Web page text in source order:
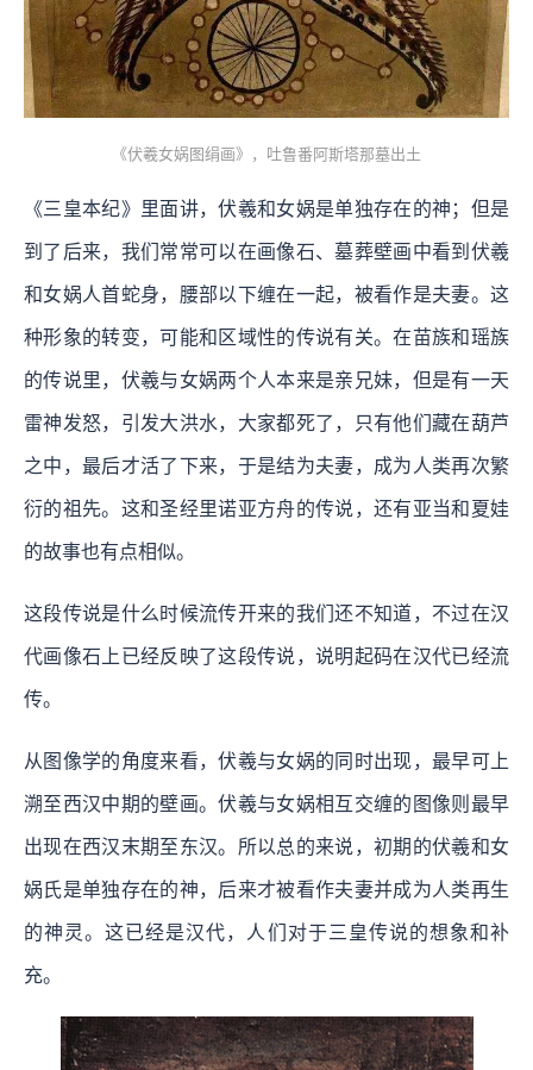
《伏羲女娲图绢画》，吐鲁番阿斯塔那墓出土
《三皇本纪》里面讲，伏羲和女娲是单独存在的神；但是
到了后来，我们常常可以在画像石、墓葬壁画中看到伏羲
和女娲人首蛇身，腰部以下缠在一起，被看作是夫妻。这
种形象的转变，可能和区域性的传说有关。在苗族和瑶族
的传说里，伏羲与女娲两个人本来是亲兄妹，但是有一天
雷神发怒，引发大洪水，大家都死了，只有他们藏在葫芦
之中，最后才活了下来，于是结为夫妻，成为人类再次繁
衍的祖先。这和圣经里诺亚方舟的传说，还有亚当和夏娃
的故事也有点相似。
这段传说是什么时候流传开来的我们还不知道，不过在汉
代画像石上已经反映了这段传说，说明起码在汉代已经流
传。
从图像学的角度来看，伏羲与女娲的同时出现，最早可上
溯至西汉中期的壁画。伏羲与女娲相互交缠的图像则最早
出现在西汉末期至东汉。所以总的来说，初期的伏羲和女
娲氏是单独存在的神，后来才被看作夫妻并成为人类再生
的神灵。这已经是汉代，人们对于三皇传说的想象和补
充。